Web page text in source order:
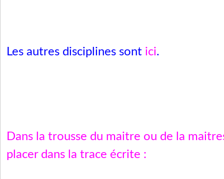
Les autres disciplines sont ici.
Dans la trousse du maitre ou de la
placer dans la trace écrite :